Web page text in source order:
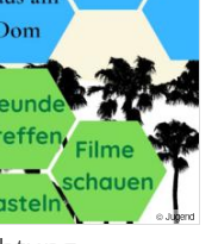
© Jugend